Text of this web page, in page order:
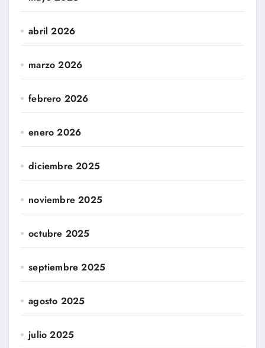
abril 2026
marzo 2026
febrero 2026
enero 2026
diciembre 2025
noviembre 2025
octubre 2025
septiembre 2025
agosto 2025
julio 2025